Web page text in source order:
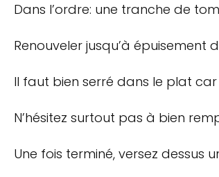
Dans l’ordre: une tranche de
Renouveler jusqu’à épuisement
Il faut bien serré dans le plat
N’hésitez surtout pas à bien
Une fois terminé, versez dessus